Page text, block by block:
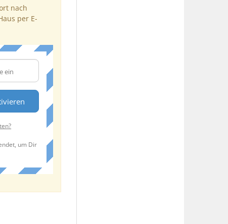
nach
per E-
um Dir